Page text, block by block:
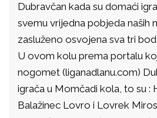
Dubravčan kada su domaći
svemu vrijedna pobjeda naših
zasluženo osvojena sva tri
U ovom kolu prema portalu
nogomet (liganadlanu.com)
igrača u Momčadi kola, to su :
Balažinec Lovro i Lovrek